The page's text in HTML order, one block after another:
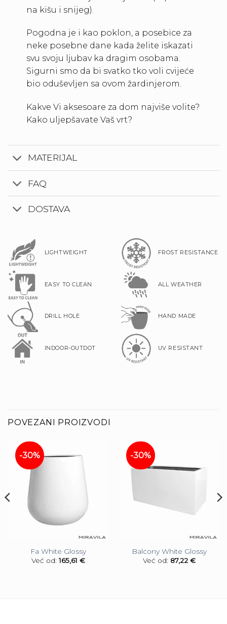
na kišu i snijeg).
Pogodna je i kao poklon, a posebice za
neke posebne dane kada želite iskazati
svu svoju ljubav ka dragim osobama.
Sigurni smo da bi svatko tko voli cvijeće
bio oduševljen sa ovom žardinjerom.
Kakve Vi aksesoare za dom najviše volite?
Kako uljepšavate Vaš vrt?
MATERIJAL
FAQ
DOSTAVA
LIGHTWEIGHT
EASY TO CLEAN
DRILL HOLE
INDOOR-OUTDOT
FROST RESISTANCE
ALL WEATHER
HAND MADE
UV RESISTANT
POVEZANI PROIZVODI
-30%
Fa White Glossy
Već od:165,61 €
-30%
Balcony White Glossy
Već od: 87,22 €